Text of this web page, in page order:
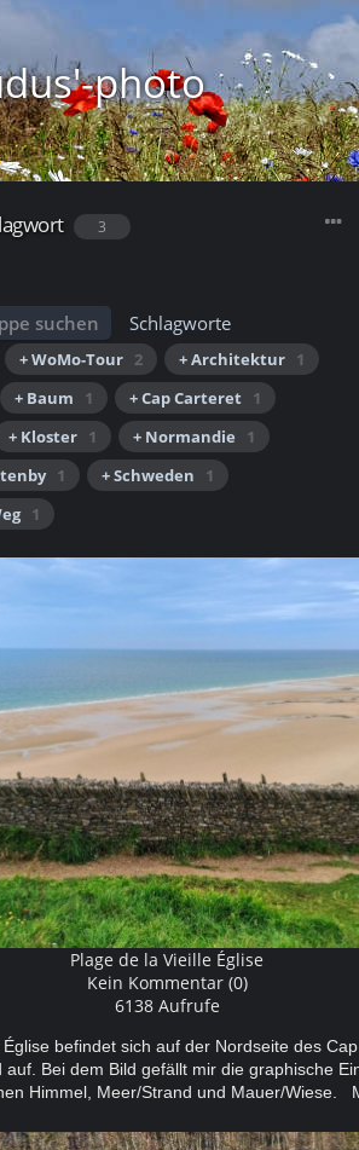
photo
3
suchen Schlagworte
+ WoMo-Tour 2 + Architektur 1
+ Baum 1 + Cap Carteret 1
+ Kloster 1 + Normandie
1
1 + Schweden
1
1
Plage de la Vieille Église
Kein Kommentar (0)
6138 Aufrufe
befindet sich auf der Nordseite des
Bei dem Bild gefällt mir die graphische
Himmel, Meer/Strand und Mauer/Wiese.